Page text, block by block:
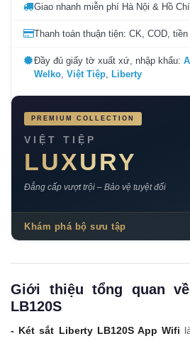
Giao nhanh miễn phí Hà Nội & Hồ
Thanh toán thuận tiện: CK, COD,
Đầy đủ giấy tờ xuất xứ, nhập khẩu:
Welko Việt Tiệp Liberty
PREMIUM COLLECTION
VIỆT TIỆP
LUXURY
Đẳng cấp vượt trội – Bảo vệ tuyệt đối
Khám phá bộ sưu tập
Giới thiệu tổng quan
LB120S
- Két sắt Liberty LB120S App Wifi